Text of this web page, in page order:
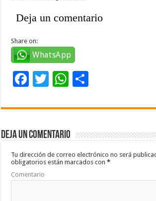
Deja un comentario
Share on:
WhatsApp
F
e
b
o
o
k
T
tt
er
W
at
sA
p
p
m
ar
ti
Deja un comentario
Tu dirección de correo electrónico no será
obligatorios están marcados con*
Comentario